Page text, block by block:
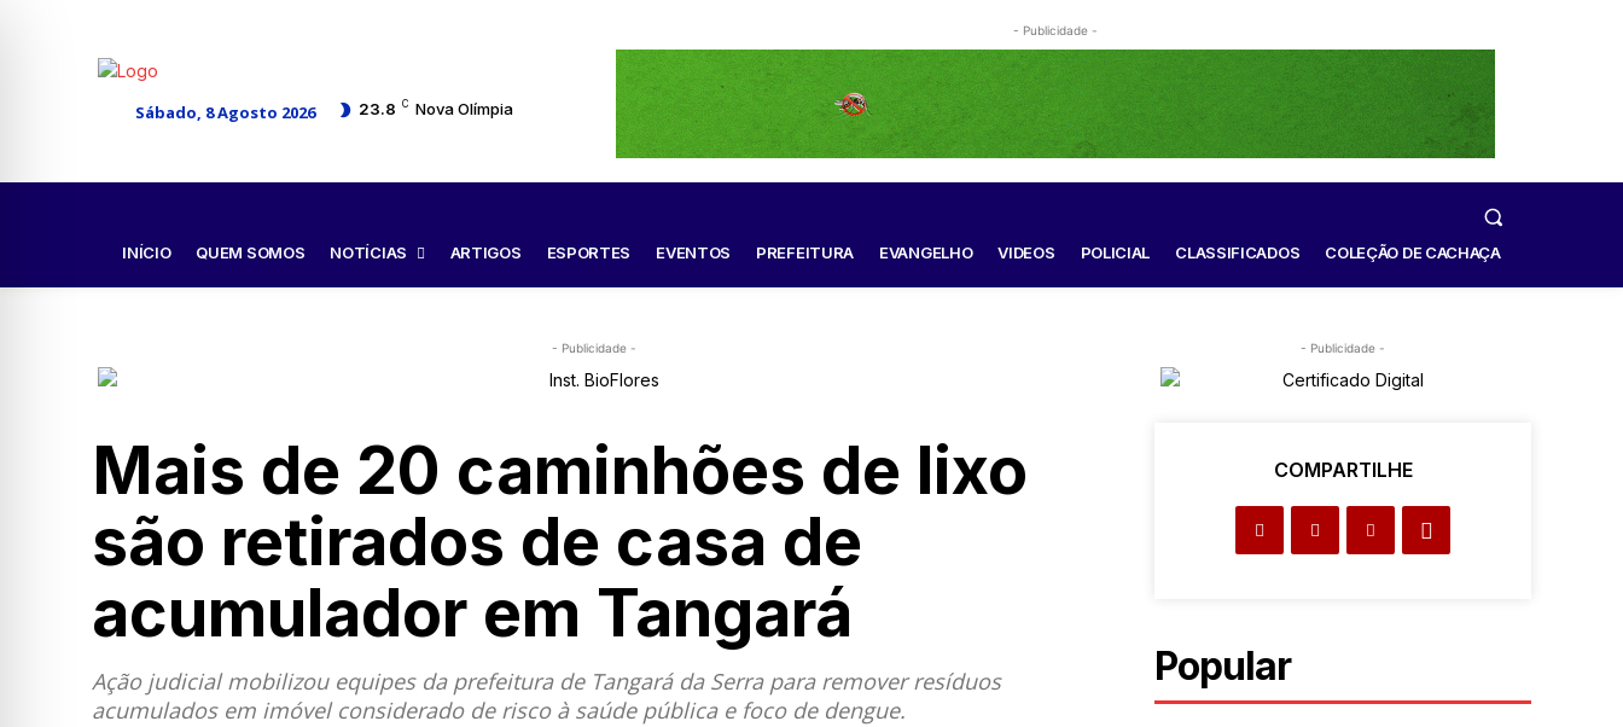
Sábado, 8 Agosto 2026 23.8 C Nova Olímpia
- Publicidade -
INÍCIO QUEM SOMOS NOTÍCIAS ARTIGOS ESPORTES EVENTOS PREFEITURA EVANGELHO VIDEOS POLICIAL CLASSIFICADOS COLEÇÃO DE CACHAÇA
- Publicidade -
Mais de 20 caminhões de lixo
são retirados de casa de
acumulador em Tangará
Ação judicial mobilizou equipes da prefeitura de Tangará da Serra para remover resíduos
acumulados em imóvel considerado de risco à saúde pública e foco de dengue.
- Publicidade -
COMPARTILHE
Popular